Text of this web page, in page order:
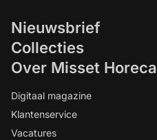
Nieuwsbrief
Collecties
Over Misset Horeca
Digitaal magazine
Klantenservice
Vacatures